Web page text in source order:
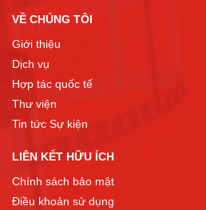
VỀ CHÚNG TÔI
Giới thiệu
Dịch vụ
Hợp tác quốc tế
Thư viện
Tin tức Sự kiện
LIÊN KẾT HỮU ÍCH
Chính sách bảo mật
Điều khoản sử dụng